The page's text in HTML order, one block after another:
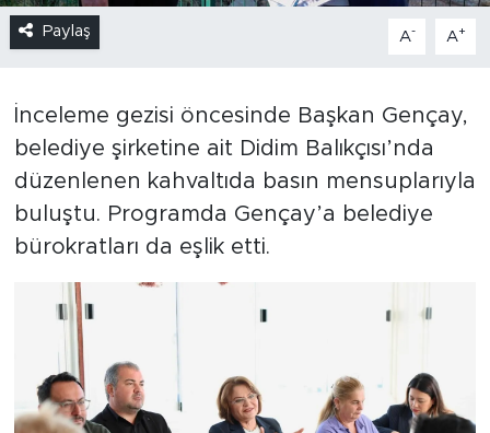
Paylaş A- A+
İnceleme gezisi öncesinde Başkan Gençay,
belediye şirketine ait Didim Balıkçısı’nda
düzenlenen kahvaltıda basın mensuplarıyla
buluştu. Programda Gençay’a belediye
bürokratları da eşlik etti.